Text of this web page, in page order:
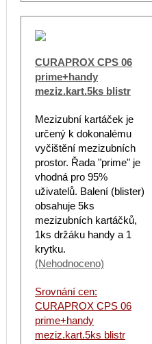
CURAPROX CPS 06
prime+handy
meziz.kart.5ks blistr
Mezizubní kartáček je
určený k dokonalému
vyčištění mezizubních
prostor. Řada "prime" je
vhodná pro 95%
uživatelů. Balení (blister)
obsahuje 5ks
mezizubních kartáčků,
1ks držáku handy a 1
krytku.
(Nehodnoceno)
Srovnání cen:
CURAPROX CPS 06
prime+handy
meziz.kart.5ks blistr